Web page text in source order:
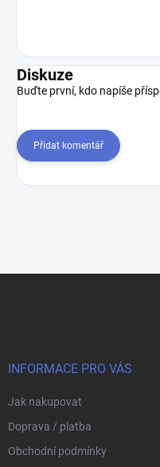
Diskuze
Buďte první, kdo napíše
Přidat komentář
INFORMACE PRO VÁS
Jak nakupovat
Doprava / platba
Obchodní podmínky